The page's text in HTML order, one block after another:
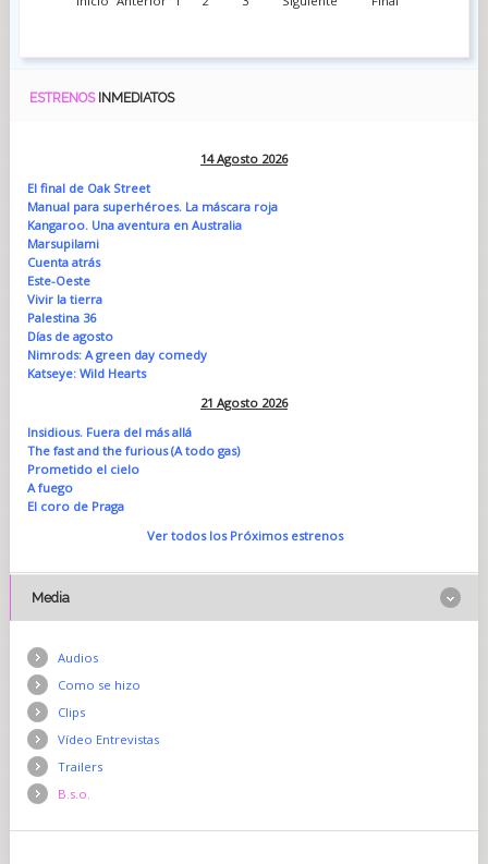
ESTRENOS INMEDIATOS
14 Agosto 2026
El final de Oak Street
Manual para superhéroes. La máscara roja
Kangaroo. Una aventura en Australia
Marsupilami
Cuenta atrás
Este-Oeste
Vivir la tierra
Palestina 36
Días de agosto
Nimrods: A green day comedy
Katseye: Wild Hearts
21 Agosto 2026
Insidious. Fuera del más allá
The fast and the furious (A todo gas)
Prometido el cielo
A fuego
El coro de Praga
Ver todos los Próximos estrenos
Media
Audios
Como se hizo
Clips
Vídeo Entrevistas
Trailers
B.s.o.